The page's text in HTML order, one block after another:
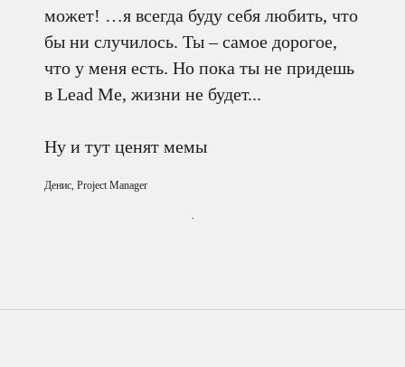
может! …я всегда буду себя любить, что
бы ни случилось. Ты – самое дорогое,
что у меня есть. Но пока ты не придешь
в Lead Me, жизни не будет...
Ну и тут ценят мемы
Денис, Project Manager